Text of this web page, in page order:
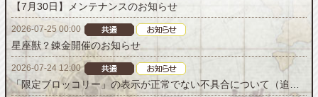
【7月30日】メンテナンスのお知らせ
2026-07-25 00:00
星座獣？錬金開催のお知らせ
2026-07-24 12:00